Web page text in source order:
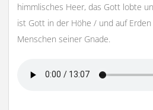
himmlisches Heer, das Gott lobte
ist Gott in der Höhe / und auf
Menschen seiner Gnade.